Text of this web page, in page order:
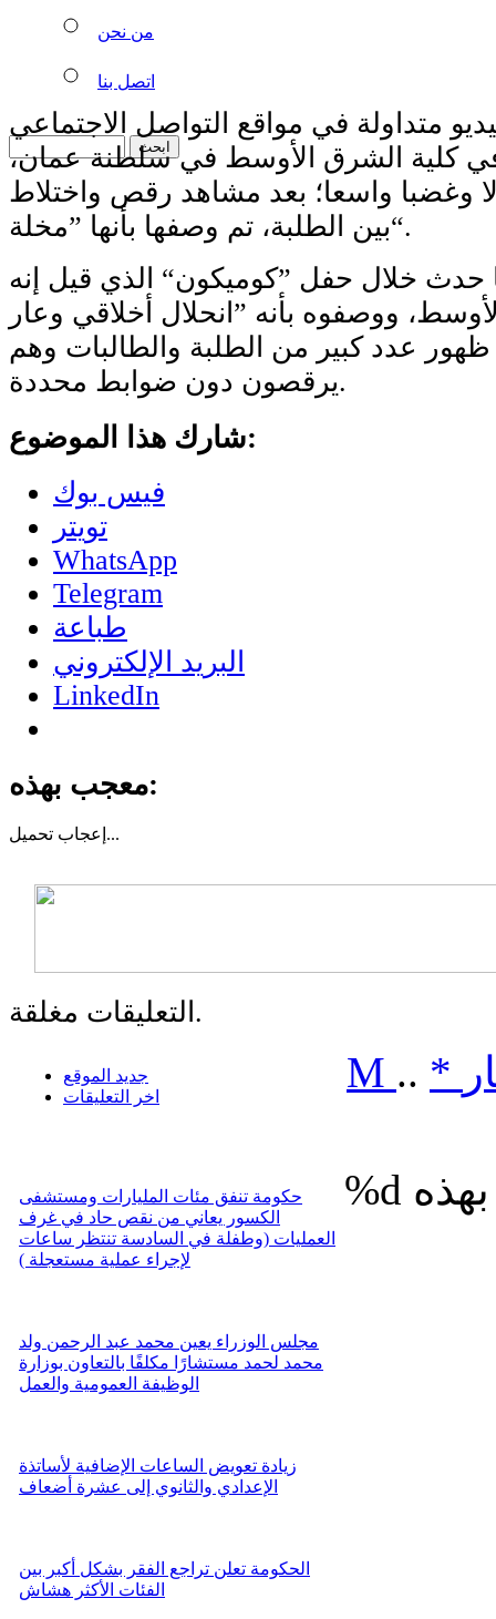
من نحن
اتصل بنا
متداولة في مواقع التواصل الاجتماعي
كلية الشرق الأوسط في سلطنة عمان،
وغضبا واسعا؛ بعد مشاهد رقص واختلاط
بين الطلبة، تم وصفها بأنها ”مخلة“.
حدث خلال حفل ”كوميكون“ الذي قيل إنه
ووصفوه بأنه ”انحلال أخلاقي وعار
عدد كبير من الطلبة والطالبات وهم
يرقصون دون ضوابط محددة.
شارك هذا الموضوع:
فيس بوك
تويتر
WhatsApp
Telegram
طباعة
البريد الإلكتروني
LinkedIn
معجب بهذه:
إعجاب تحميل...
التعليقات مغلقة.
جديد الموقع
اخر التعليقات
حكومة تنفق مئات المليارات ومستشفى
الكسور يعاني من نقص حاد في غرف
العمليات (وطفلة في السادسة تنتظر ساعات
لإجراء عملية مستعجلة )
مجلس الوزراء يعين محمد عبد الرحمن ولد
محمد لحمد مستشارًا مكلفًا بالتعاون بوزارة
الوظيفة العمومية والعمل
زيادة تعويض الساعات الإضافية لأساتذة
الإعدادي والثانوي إلى عشرة أضعاف
الحكومة تعلن تراجع الفقر بشكل أكبر بين
الفئات الأكثر هشاش
M .. *
%d